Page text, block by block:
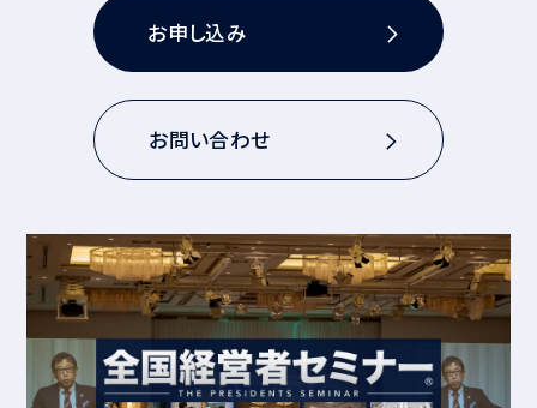
お申し込み
お問い合わせ